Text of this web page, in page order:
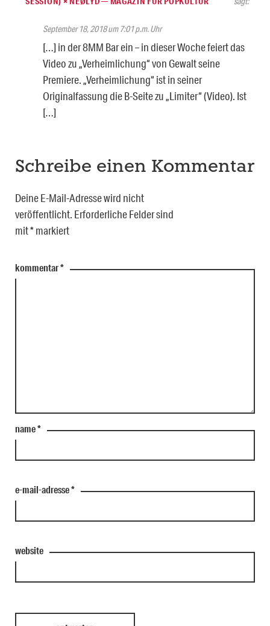
September 18, 2018 um 7:01 p.m. Uhr
[…] in der 8MM Bar ein – in dieser Woche feiert das
Video zu „Verheimlichung“ von Gewalt seine
Premiere. „Verheimlichung“ ist in seiner
Originalfassung die B-Seite zu „Limiter“ (Video). Ist
[…]
Schreibe einen Kommentar
Deine E-Mail-Adresse wird nicht
veröffentlicht. Erforderliche Felder sind
mit*markiert
kommentar*
name*
e-mail-adresse*
website